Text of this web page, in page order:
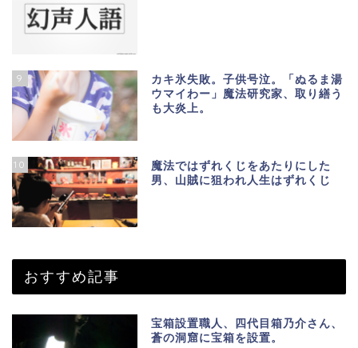
9
カキ氷失敗。子供号泣。「ぬるま湯
ウマイわー」魔法研究家、取り繕う
も大炎上。
10
魔法ではずれくじをあたりにした
男、山賊に狙われ人生はずれくじ
おすすめ記事
宝箱設置職人、四代目箱乃介さん、
蒼の洞窟に宝箱を設置。